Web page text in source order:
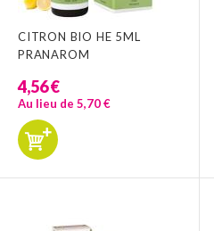
CITRON BIO HE 5ML
PRANAROM
4,56 €
Au lieu de 5,70 €